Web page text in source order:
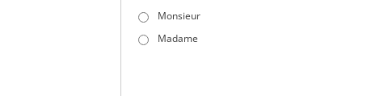
Monsieur
Madame